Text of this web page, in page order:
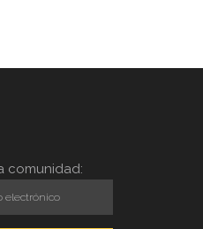
comunidad: